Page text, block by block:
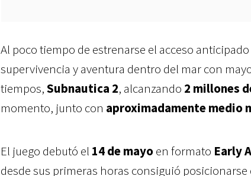
Al poco tiempo de estrenarse el acceso
supervivencia y aventura dentro del mar con
tiempos,Subnautica 2, alcanzando 2 millones
momento, junto con aproximadamente medio
El juego debutó el 14 de mayoen formato Early
desde sus primeras horas consiguió